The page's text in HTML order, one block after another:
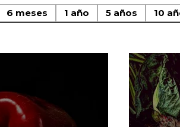
6 meses 1 año 5 años 10